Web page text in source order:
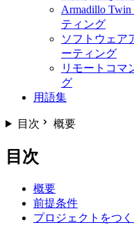
Armadillo
ティング
ソフトウェア
ーティング
リモートコマ
グ
用語集
目次 概要
目次
概要
前提条件
プロジェクトをつ